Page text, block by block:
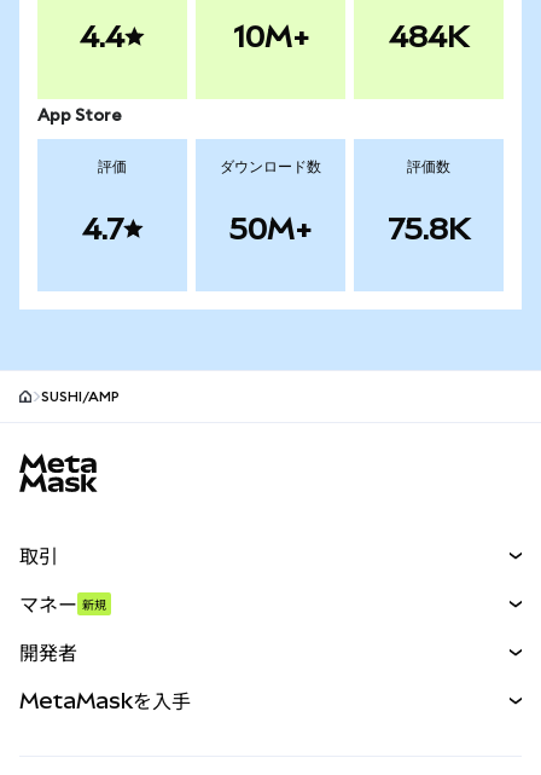
4.4 10M+ 484K
App Store
評価
4.7
ダウンロード数
50M+
評価数
75.8K
SUSHI/AMP
取引
パーペチュアル
RWA
マネー 新規
開発者
MetaMaskを入手